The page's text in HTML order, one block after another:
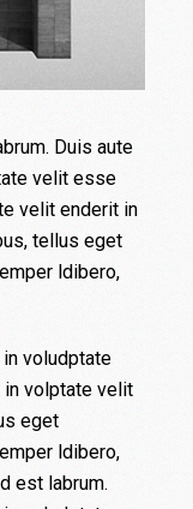
Duis aute
velit esse
velit enderit in
tellus eget
ldibero,
voludptate
volptate velit
eget
ldibero,
est labrum.